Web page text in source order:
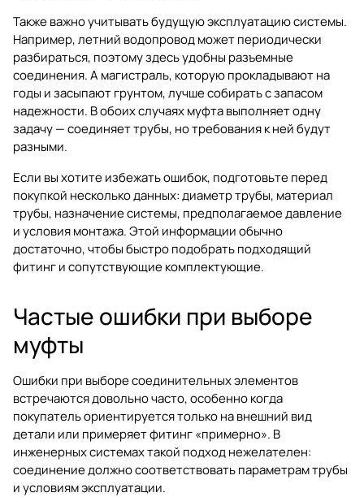
Также важно учитывать будущую эксплуатацию системы.
Например, летний водопровод может периодически
разбираться, поэтому здесь удобны разъемные
соединения. А магистраль, которую прокладывают на
годы и засыпают грунтом, лучше собирать с запасом
надежности. В обоих случаях муфта выполняет одну
задачу — соединяет трубы, но требования к ней будут
разными.
Если вы хотите избежать ошибок, подготовьте перед
покупкой несколько данных: диаметр трубы, материал
трубы, назначение системы, предполагаемое давление
и условия монтажа. Этой информации обычно
достаточно, чтобы быстро подобрать подходящий
фитинг и сопутствующие комплектующие.
Частые ошибки при выборе
муфты
Ошибки при выборе соединительных элементов
встречаются довольно часто, особенно когда
покупатель ориентируется только на внешний вид
детали или примеряет фитинг «примерно». В
инженерных системах такой подход нежелателен:
соединение должно соответствовать параметрам трубы
и условиям эксплуатации.